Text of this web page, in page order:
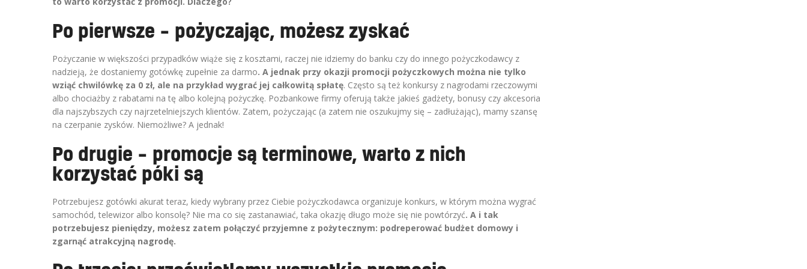
Po pierwsze – pożyczając, możesz zyskać
Pożyczanie w większości przypadków wiąże się z kosztami, raczej nie idziemy do banku czy do innego pożyczkodawcy z
nadzieją, że dostaniemy gotówkę zupełnie za darmo. A jednak przy okazji promocji pożyczkowych można nie tylko
wziąć chwilówkę za 0 zł, ale na przykład wygrać jej całkowitą spłatę. Często są też konkursy z nagrodami rzeczowymi
albo chociażby z rabatami na tę albo kolejną pożyczkę. Pozbankowe firmy oferują także jakieś gadżety, bonusy czy akcesoria
dla najszybszych czy najrzetelniejszych klientów. Zatem, pożyczając (a zatem nie oszukujmy się – zadłużając), mamy szansę
na czerpanie zysków. Niemożliwe? A jednak!
Po drugie – promocje są terminowe, warto z nich
korzystać póki są
Potrzebujesz gotówki akurat teraz, kiedy wybrany przez Ciebie pożyczkodawca organizuje konkurs, w którym można wygrać
samochód, telewizor albo konsolę? Nie ma co się zastanawiać, taka okazję długo może się nie powtórzyć. A i tak
potrzebujesz pieniędzy, możesz zatem połączyć przyjemne z pożytecznym: podreperować budżet domowy i
zgarnąć atrakcyjną nagrodę.